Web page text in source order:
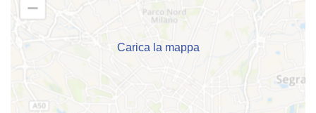
corsi puoi venire in sede o mandare un messaggio cliccando sul bottone
Carica la mappa